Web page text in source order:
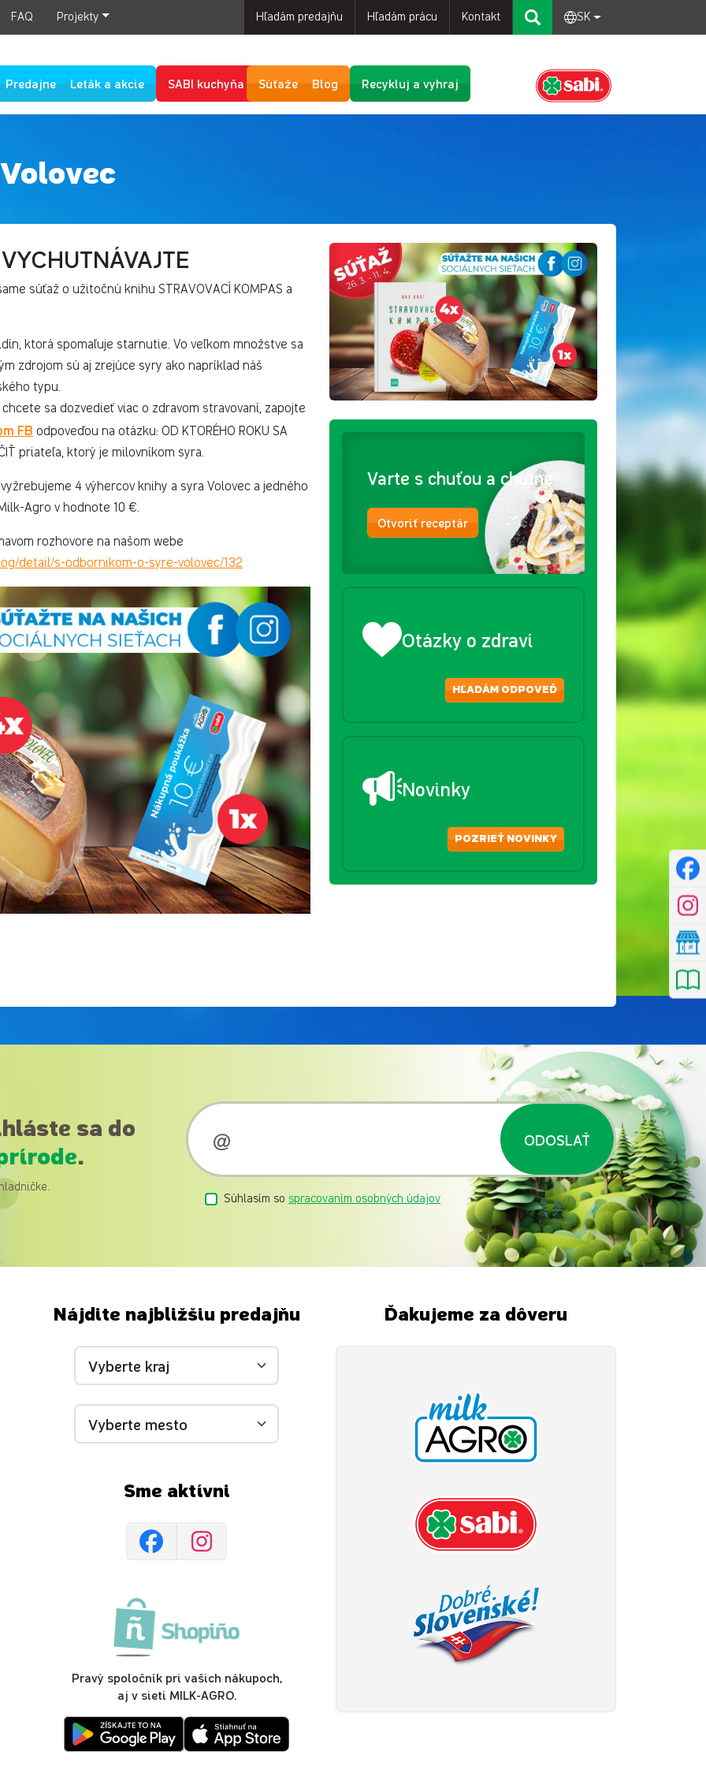
FAQ Projekty Hľadám predajňu Hľadám prácu Kontakt SK
Predajne Leták a akcie SABI kuchyňa Súťaže Blog Recykluj a vyhraj
súťaž o užitočnú knihu STRAVOVACÍ KOMPAS a
ktorá spomaľuje starnutie. Vo veľkom množstve sa
zdrojom sú aj zrejúce syry ako napríklad náš
typu.
sa dozvedieť viac o zdravom stravovaní, zapojte
FB odpoveďou na otázku: OD KTORÉHO ROKU SA
priateľa, ktorý je milovníkom syra.
4 výhercov knihy a syra Volovec a jedného
Agro v hodnote 10 €.
rozhovore na našom webe
detail/s-odbornikom-o-syre-volovec/132
Varte s chuťou a chutne
Otvoriť receptár
Otázky o zdraví
HĽADÁM ODPOVEĎ
Novinky
POZRIEŤ NOVINKY
sa do
.
ODOSLAŤ
Súhlasím so spracovaním osobných údajov
Nájdite najbližšiu predajňu
Sme aktívni
Pravý spoločník pri vašich nákupoch,
aj v sieti MILK-AGRO.
Ďakujeme za dôveru